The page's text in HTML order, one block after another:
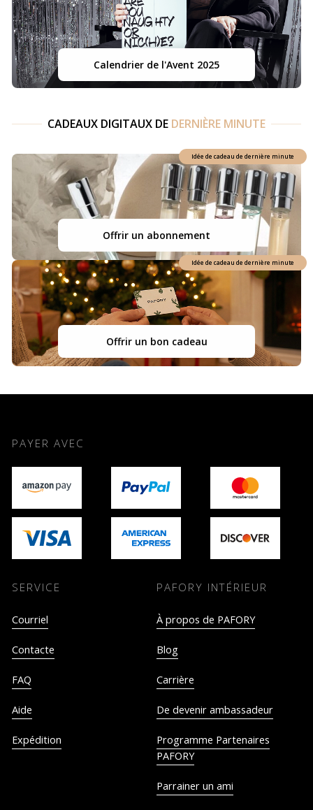
Calendrier de l'Avent 2025
CADEAUX DIGITAUX DE DERNIÈRE MINUTE
Idée de cadeau de dernière minute
Offrir un abonnement
Idée de cadeau de dernière minute
Offrir un bon cadeau
PAYER AVEC
SERVICE
Courriel
Contacte
FAQ
Aide
Expédition
PAFORY INTÉRIEUR
À propos de PAFORY
Blog
Carrière
De devenir ambassadeur
Programme Partenaires
PAFORY
Parrainer un ami